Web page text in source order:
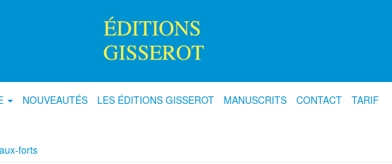
NOUVEAUTÉS LES ÉDITIONS GISSEROT MANUSCRITS CONTACT TARIF
forts